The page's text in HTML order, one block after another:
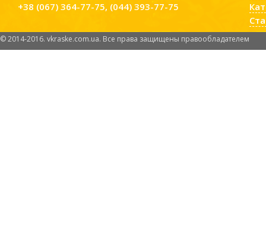
+38 (067) 364-77-75, (044) 393-77-75
© 2014-2016. vkraske.com.ua. Все права защищены правообладателем